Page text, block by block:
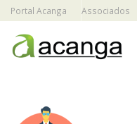
Portal Acanga Associados